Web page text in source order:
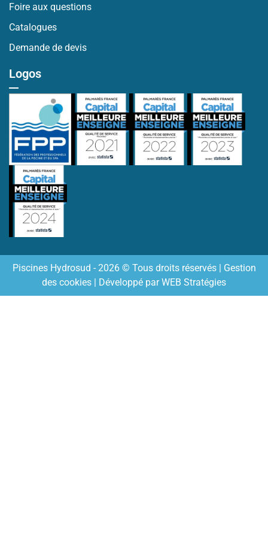
Foire aux questions
Catalogues
Demande de devis
Logos
Piscines Hydrosud - 2026 © Tous droits réservés | Gestion
des cookies | Développé parWEB Stratégies